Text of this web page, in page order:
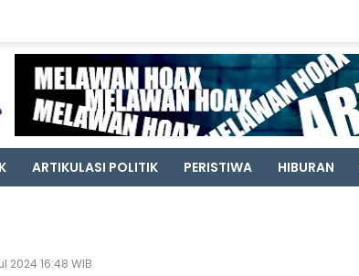
ARTIKULASI POLITIK PERISTIWA HIBURAN
2024 16:48 WIB